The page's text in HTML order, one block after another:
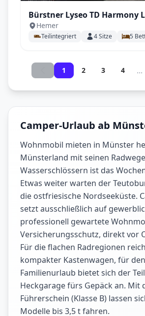
Bürstner Lyseo TD Harmony
All-Inclusive
Hemer
Teilintegriert 4Sitze 5
1 2 3 4 ...
Camper-Urlaub ab
Wohnmobil mieten in Münster
Münsterland mit seinen
Wasserschlössern ist das
Etwas weiter warten der
die ostfriesische Nordseeküste.
setzt ausschließlich auf
professionell gewartete
Versicherungsschutz, direkt vor
Für die flachen Radregionen
kompakter Kastenwagen, für den
Familienurlaub bietet sich der
Heckgarage fürs Gepäck an. Mit
Führerschein (Klasse B) lassen
Modelle bis 3,5 t fahren.